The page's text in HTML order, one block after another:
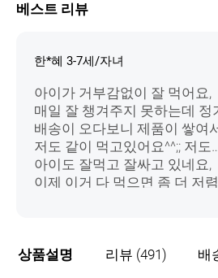
베스트 리뷰
한*혜3-7세/자녀
아이가 거부감없이 잘 먹어요,
매일 잘 챙겨주지 못하는데 정
배송이 오다보니 제품이 쌓여
저도 같이 먹고있어요^^;; 저도
아이도 잘먹고 잘싸고 있네요,
이제 이거 다 먹으면 좀 더 저렴
상품설명 리뷰 (491) 배